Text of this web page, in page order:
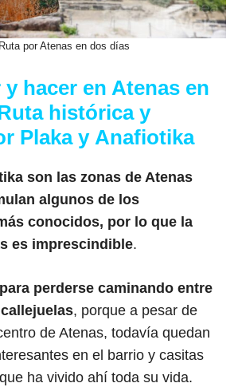
Ruta por Atenas en dos días
y hacer en Atenas en
histórica y
Plaka y Anafiotika
son las zonas de Atenas
algunos de los
conocidos, por lo que la
es imprescindible.
perderse caminando entre
, porque a pesar de
de Atenas, todavía quedan
en el barrio y casitas
ha vivido ahí toda su vida.